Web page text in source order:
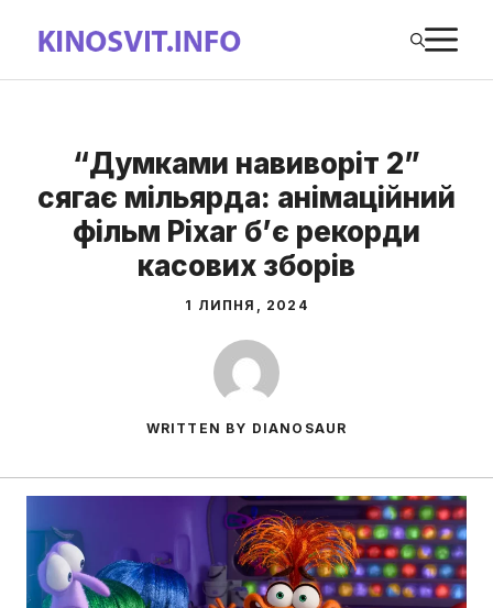
вмісту
“Думками навиворіт 2”
сягає мільярда: анімаційний
фільм Pixar б’є рекорди
касових зборів
1 ЛИПНЯ, 2024
WRITTEN BY DIANOSAUR